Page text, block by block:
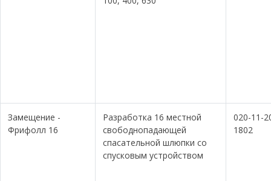
Замещение -
Фрифолл 16
Разработка 16 местной
свободнопадающей
спасательной шлюпки со
спусковым устройством
020-11-
1802